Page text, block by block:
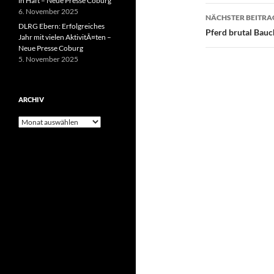
NÄCHSTER
Pferd brutal
6. November 2025
DLRG Ebern: Erfolgreiches
Jahr mit vielen AktivitÃ¤ten –
Neue Presse Coburg
5. November 2025
ARCHIV
Archiv